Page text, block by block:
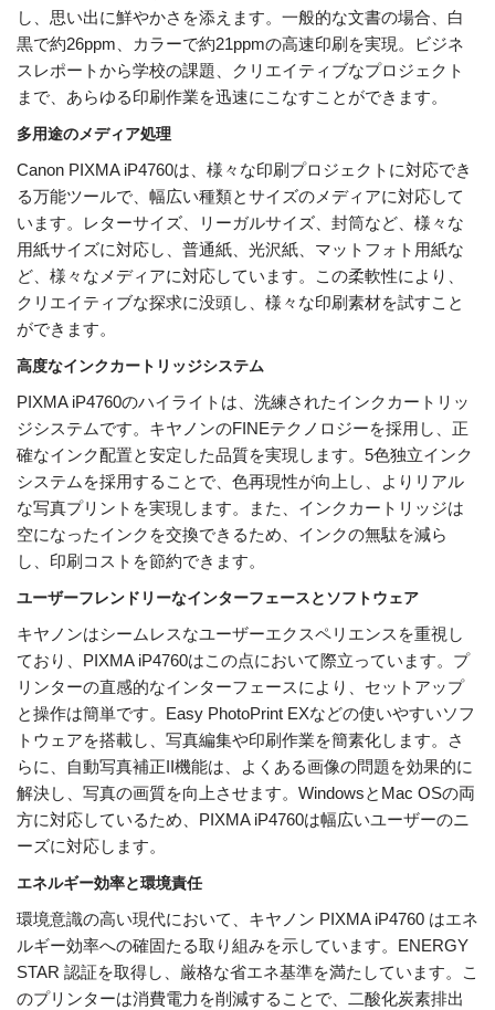
し、思い出に鮮やかさを添えます。一般的な文書の場合、白
黒で約26ppm、カラーで約21ppmの高速印刷を実現。ビジネ
スレポートから学校の課題、クリエイティブなプロジェクト
まで、あらゆる印刷作業を迅速にこなすことができます。
多用途のメディア処理
Canon PIXMA iP4760は、様々な印刷プロジェクトに対応でき
る万能ツールで、幅広い種類とサイズのメディアに対応して
います。レターサイズ、リーガルサイズ、封筒など、様々な
用紙サイズに対応し、普通紙、光沢紙、マットフォト用紙な
ど、様々なメディアに対応しています。この柔軟性により、
クリエイティブな探求に没頭し、様々な印刷素材を試すこと
ができます。
高度なインクカートリッジシステム
PIXMA iP4760のハイライトは、洗練されたインクカートリッ
ジシステムです。キヤノンのFINEテクノロジーを採用し、正
確なインク配置と安定した品質を実現します。5色独立インク
システムを採用することで、色再現性が向上し、よりリアル
な写真プリントを実現します。また、インクカートリッジは
空になったインクを交換できるため、インクの無駄を減ら
し、印刷コストを節約できます。
ユーザーフレンドリーなインターフェースとソフトウェア
キヤノンはシームレスなユーザーエクスペリエンスを重視し
ており、PIXMA iP4760はこの点において際立っています。プ
リンターの直感的なインターフェースにより、セットアップ
と操作は簡単です。Easy PhotoPrint EXなどの使いやすいソフ
トウェアを搭載し、写真編集や印刷作業を簡素化します。さ
らに、自動写真補正II機能は、よくある画像の問題を効果的に
解決し、写真の画質を向上させます。WindowsとMac OSの両
方に対応しているため、PIXMA iP4760は幅広いユーザーのニ
ーズに対応します。
エネルギー効率と環境責任
環境意識の高い現代において、キヤノン PIXMA iP4760 はエネ
ルギー効率への確固たる取り組みを示しています。ENERGY
STAR 認証を取得し、厳格な省エネ基準を満たしています。こ
のプリンターは消費電力を削減することで、二酸化炭素排出